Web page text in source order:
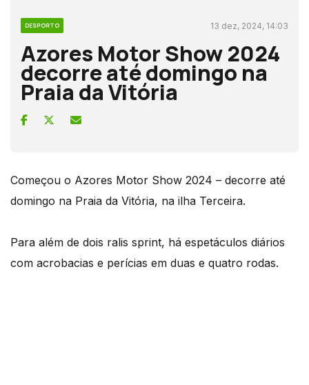
DESPORTO 13 dez, 2024, 14:03
Azores Motor Show 2024
decorre até domingo na
Praia da Vitória
Começou o Azores Motor Show 2024 – decorre até
domingo na Praia da Vitória, na ilha Terceira.
Para além de dois ralis sprint, há espetáculos diários
com acrobacias e perícias em duas e quatro rodas.